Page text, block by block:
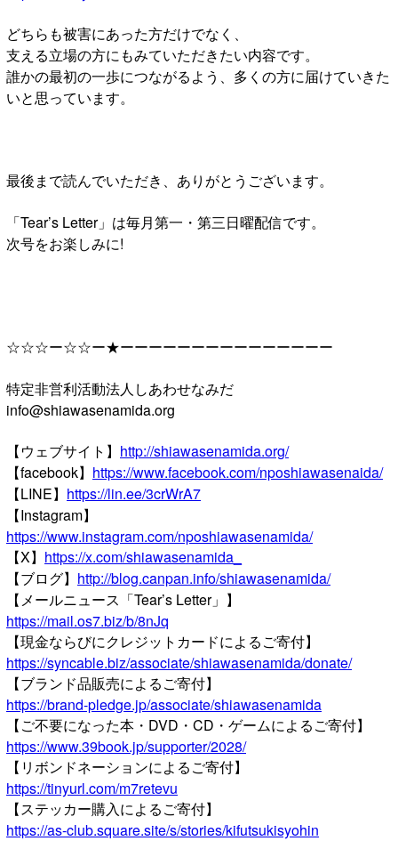
どちらも被害にあった方だけでなく、
支える立場の方にもみていただきたい内容です。
誰かの最初の一歩につながるよう、多くの方に届けていきた
いと思っています。
最後まで読んでいただき、ありがとうございます。
「Tear’s Letter」は毎月第一・第三日曜配信です。
次号をお楽しみに!
☆☆☆ー☆☆ー★ーーーーーーーーーーーーーーー
特定非営利活動法人しあわせなみだ
info@shiawasenamida.org
【ウェブサイト】 http://shiawasenamida.org/
【facebook】 https://www.facebook.com/nposhiawasenaida/
【LINE】 https://lin.ee/3crWrA7
【Instagram】
https://www.instagram.com/nposhiawasenamida/
【X】 https://x.com/shiawasenamida_
【ブログ】 http://blog.canpan.info/shiawasenamida/
【メールニュース「Tear’s Letter」】
https://mail.os7.biz/b/8nJq
【現金ならびにクレジットカードによるご寄付】
https://syncable.biz/associate/shiawasenamida/donate/
【ブランド品販売によるご寄付】
https://brand-pledge.jp/associate/shiawasenamida
【ご不要になった本・DVD・CD・ゲームによるご寄付】
https://www.39book.jp/supporter/2028/
【リボンドネーションによるご寄付】
https://tinyurl.com/m7retevu
【ステッカー購入によるご寄付】
https://as-club.square.site/s/stories/kifutsukisyohin